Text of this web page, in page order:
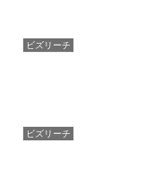
ビズリーチ
ビズリーチ